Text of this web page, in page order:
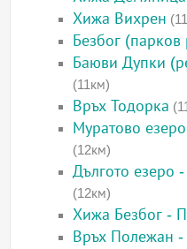
Хижа Вихрен
Безбог (парков
Баюви Дупки
(11км)
Връх Тодорка
Муратово
(12км)
Дългото езеро
(12км)
Хижа Безбог -
Връх Полежан